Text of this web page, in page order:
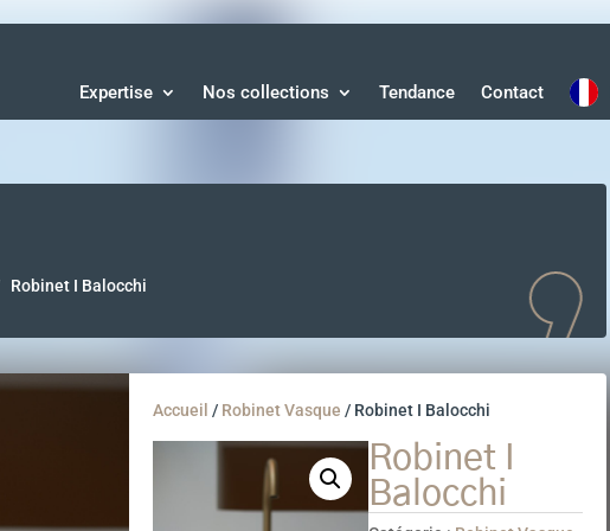
Expertise Nos collections Tendance Contact
Robinet I Balocchi
Accueil / Robinet Vasque / Robinet I Balocchi
Robinet I
Balocchi